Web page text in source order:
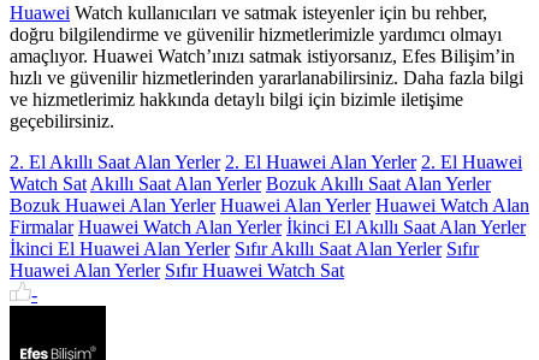
Huawei Watch kullanıcıları ve satmak isteyenler için bu rehber,
doğru bilgilendirme ve güvenilir hizmetlerimizle yardımcı olmayı
amaçlıyor. Huawei Watch’ınızı satmak istiyorsanız, Efes Bilişim’in
hızlı ve güvenilir hizmetlerinden yararlanabilirsiniz. Daha fazla bilgi
ve hizmetlerimiz hakkında detaylı bilgi için bizimle iletişime
geçebilirsiniz.
2. El Akıllı Saat Alan Yerler 2. El Huawei Alan Yerler 2. El Huawei
Watch Sat Akıllı Saat Alan Yerler Bozuk Akıllı Saat Alan Yerler
Bozuk Huawei Alan Yerler Huawei Alan Yerler Huawei Watch Alan
Firmalar Huawei Watch Alan Yerler İkinci El Akıllı Saat Alan Yerler
İkinci El Huawei Alan Yerler Sıfır Akıllı Saat Alan Yerler Sıfır
Huawei Alan Yerler Sıfır Huawei Watch Sat
-